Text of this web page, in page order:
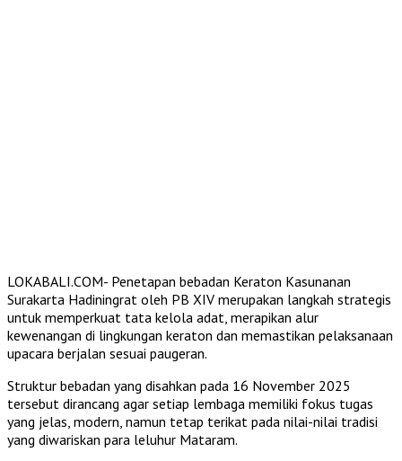
LOKABALI.COM- Penetapan bebadan Keraton Kasunanan
Surakarta Hadiningrat oleh PB XIV merupakan langkah strategis
untuk memperkuat tata kelola adat, merapikan alur
kewenangan di lingkungan keraton dan memastikan pelaksanaan
upacara berjalan sesuai paugeran.
Struktur bebadan yang disahkan pada 16 November 2025
tersebut dirancang agar setiap lembaga memiliki fokus tugas
yang jelas, modern, namun tetap terikat pada nilai-nilai tradisi
yang diwariskan para leluhur Mataram.